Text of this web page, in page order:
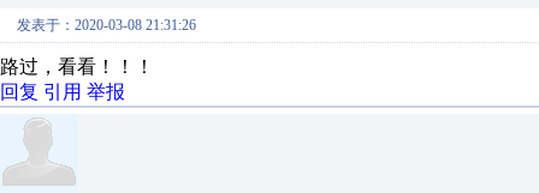
发表于：2020-03-08 21:31:26
路过，看看！！！
回复 引用 举报